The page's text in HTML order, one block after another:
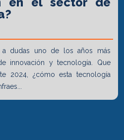
dudas uno de los años más
innovación y tecnología. Que
2024, ¿cómo esta tecnología